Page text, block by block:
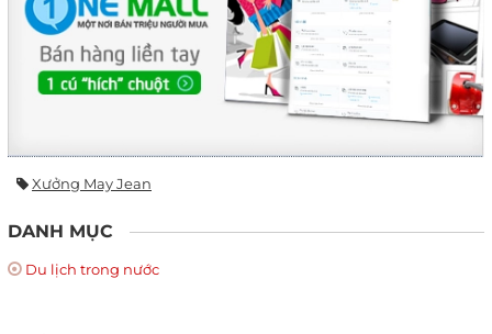
Xưởng May Jean
DANH MỤC
Du lịch trong nước